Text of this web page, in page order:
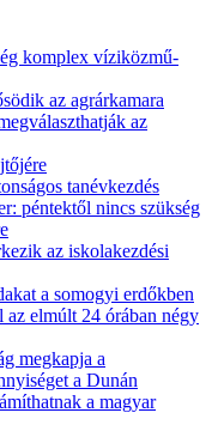
komplex víziközmű-
az agrárkamara
az
tanévkezdés
péntektől nincs szükség
az iskolakezdési
a somogyi erdőkben
elmúlt 24 órában négy
megkapja a
a Dunán
a magyar